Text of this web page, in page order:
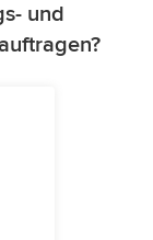
und